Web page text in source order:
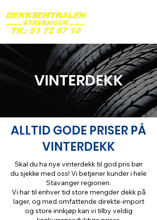
VINTERDEKK
ALLTID GODE PRISER PÅ
VINTERDEKK
Skal du ha nye vinterdekk til god pris bør
du sjekke med oss! Vi betjener kunder i hele
Stavanger regionen.
Vi har til enhver tid store mengder dekk på
lager, og med omfattende direkte-import
og store innkjøp kan vi tilby veldig